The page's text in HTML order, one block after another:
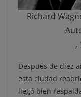
Richard
,
Después de diez
esta ciudad
llegó bien
Opciones de